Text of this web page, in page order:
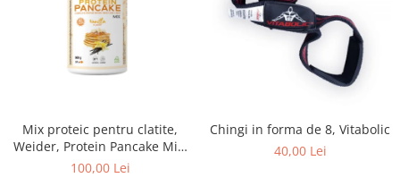
Mix proteic pentru clatite,
Weider, Protein Pancake Mix,
600 de grame, pudra
100,00 Lei
Chingi in forma de 8, Vitabolic
40,00 Lei